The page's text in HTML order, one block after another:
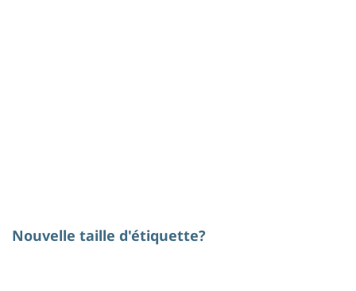
Nouvelle taille d'étiquette?